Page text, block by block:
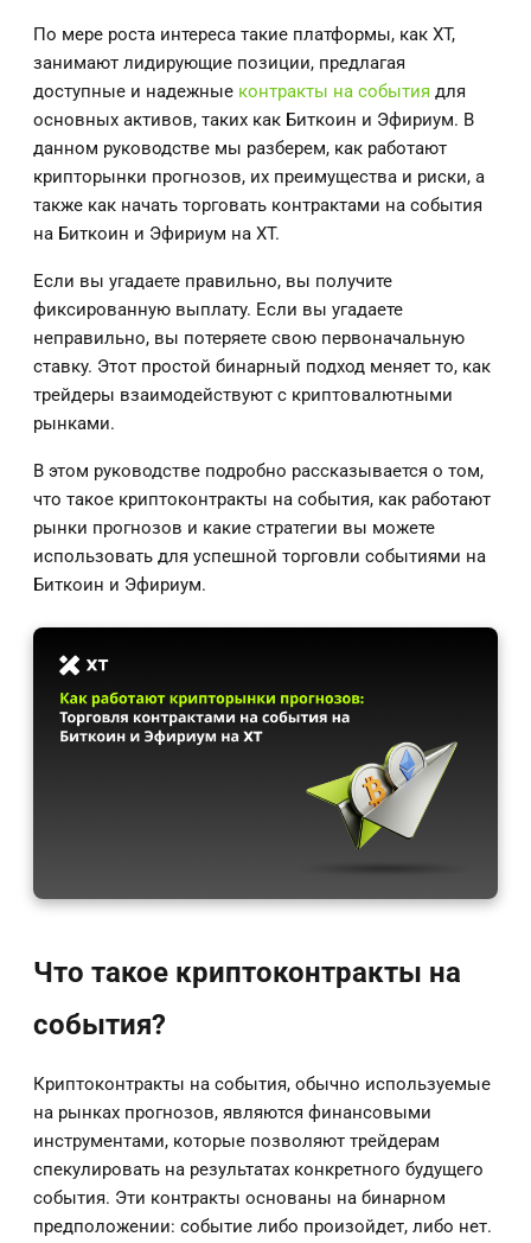
По мере роста интереса такие платформы, как XT,
занимают лидирующие позиции, предлагая
доступные и надежные контракты на события для
основных активов, таких как Биткоин и Эфириум. В
данном руководстве мы разберем, как работают
крипторынки прогнозов, их преимущества и риски, а
также как начать торговать контрактами на события
на Биткоин и Эфириум на XT.
Если вы угадаете правильно, вы получите
фиксированную выплату. Если вы угадаете
неправильно, вы потеряете свою первоначальную
ставку. Этот простой бинарный подход меняет то, как
трейдеры взаимодействуют с криптовалютными
рынками.
В этом руководстве подробно рассказывается о том,
что такое криптоконтракты на события, как работают
рынки прогнозов и какие стратегии вы можете
использовать для успешной торговли событиями на
Биткоин и Эфириум.
Что такое криптоконтракты на
события?
Криптоконтракты на события, обычно используемые
на рынках прогнозов, являются финансовыми
инструментами, которые позволяют трейдерам
спекулировать на результатах конкретного будущего
события. Эти контракты основаны на бинарном
предположении: событие либо произойдет, либо нет.